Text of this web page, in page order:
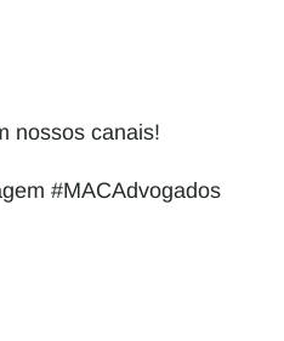
nossos canais!
#MACAdvogados